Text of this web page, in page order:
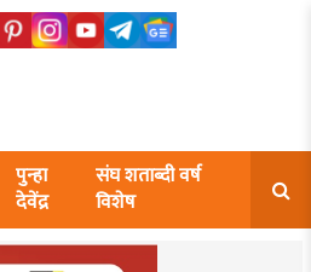
पुन्हा
देवेंद्र
संघ शताब्दी वर्ष
विशेष